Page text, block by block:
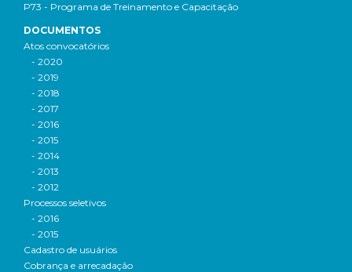
P73 - Programa de Treinamento e Capacitação
DOCUMENTOS
Atos convocatórios
- 2020
- 2019
- 2018
- 2017
- 2016
- 2015
- 2014
- 2013
- 2012
Processos seletivos
- 2016
- 2015
Cadastro de usuários
Cobrança e arrecadação